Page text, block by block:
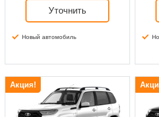
Уточнить
Новый автомобиль
Акция!